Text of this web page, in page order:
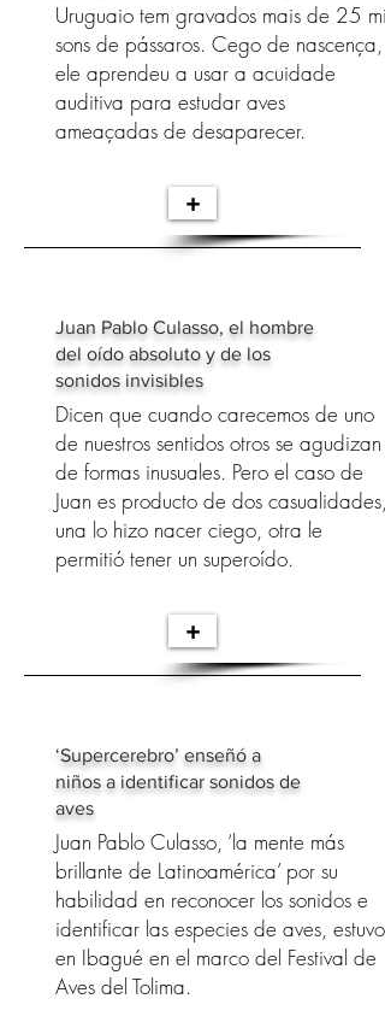
Uruguaio tem gravados mais de 25 mil
sons de pássaros. Cego de nascença,
ele aprendeu a usar a acuidade
auditiva para estudar aves
ameaçadas de desaparecer.
+
Juan Pablo Culasso, el hombre
del oído absoluto y de los
sonidos invisibles
Dicen que cuando carecemos de uno
de nuestros sentidos otros se agudizan
de formas inusuales. Pero el caso de
Juan es producto de dos casualidades,
una lo hizo nacer ciego, otra le
permitió tener un superoído.
+
‘Supercerebro’ enseñó a
niños a identificar sonidos de
aves
Juan Pablo Culasso, ‘la mente más
brillante de Latinoamérica’ por su
habilidad en reconocer los sonidos e
identificar las especies de aves, estuvo
en Ibagué en el marco del Festival de
Aves del Tolima.